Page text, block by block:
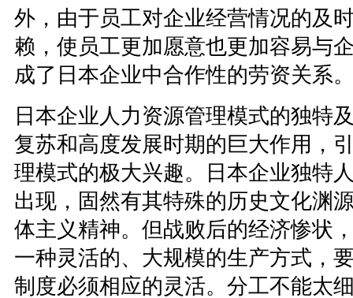
外，由于员工对企业经营情况的及
赖，使员工更加愿意也更加容易与
成了日本企业中合作性的劳资关系
日本企业人力资源管理模式的独特
复苏和高度发展时期的巨大作用，
理模式的极大兴趣。日本企业独特
出现，固然有其特殊的历史文化渊
体主义精神。但战败后的经济惨状
一种灵活的、大规模的生产方式，
制度必须相应的灵活。分工不能太